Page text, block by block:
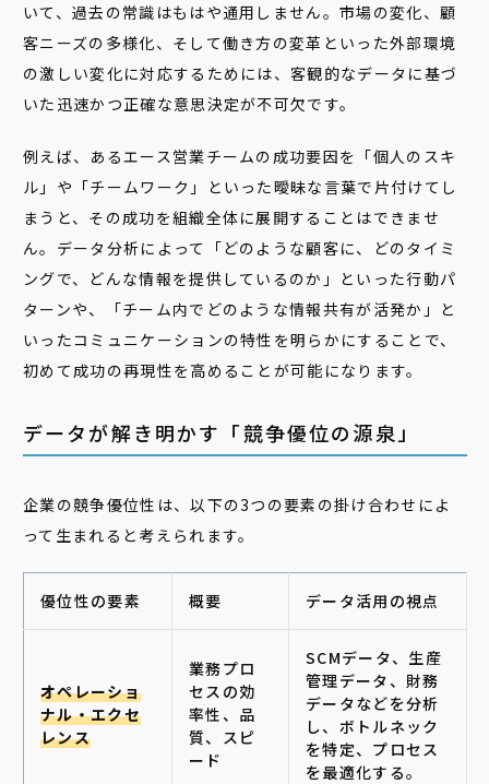
いて、過去の常識はもはや通用しません。市場の変化、顧
客ニーズの多様化、そして働き方の変革といった外部環境
の激しい変化に対応するためには、客観的なデータに基づ
いた迅速かつ正確な意思決定が不可欠です。
例えば、あるエース営業チームの成功要因を「個人のスキ
ル」や「チームワーク」といった曖昧な言葉で片付けてし
まうと、その成功を組織全体に展開することはできませ
ん。データ分析によって「どのような顧客に、どのタイミ
ングで、どんな情報を提供しているのか」といった行動パ
ターンや、「チーム内でどのような情報共有が活発か」と
いったコミュニケーションの特性を明らかにすることで、
初めて成功の再現性を高めることが可能になります。
データが解き明かす「競争優位の源泉」
企業の競争優位性は、以下の3つの要素の掛け合わせによ
って生まれると考えられます。
優位性の要素 概要 データ活用の視点
オペレーショ
ナル・エクセ
レンス
業務プロ
セスの効
率性、品
質、スピ
ード
SCMデータ、生産
管理データ、財務
データなどを分析
し、ボトルネック
を特定、プロセス
を最適化する。